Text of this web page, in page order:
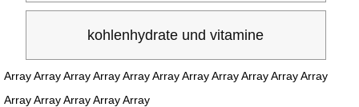
kohlenhydrate und vitamine
Array Array Array Array Array Array Array Array Array Array Array
Array Array Array Array Array